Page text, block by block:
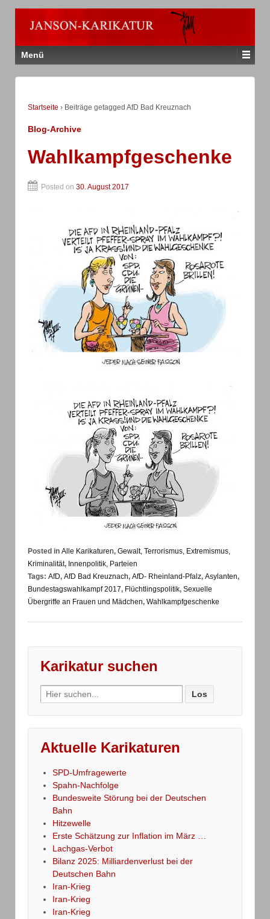
Menü
Startseite › Beiträge getagged AfD Bad Kreuznach
Blog-Archive
Wahlkampfgeschenke
Posted on 30. August 2017
Posted in Alle Karikaturen, Gewalt, Terrorismus, Extremismus,
Kriminalität, Innenpolitik, Parteien
Tags: AfD, AfD Bad Kreuznach, AfD- Rheinland-Pfalz, Asylanten,
Bundestagswahlkampf 2017, Flüchtlingspolitik, Sexuelle
Übergriffe an Frauen und Mädchen, Wahlkampfgeschenke
Karikatur suchen
Search
for:
Aktuelle Karikaturen
SPD-Umfragewerte
Spahn-Nachfolge
Bundesweite Störung bei der Deutschen
Bahn
Hitzewelle
Erste Schätzung zur Inflation im März …
Lachgas-Verbot
Bilanz 2025: Milliardenverlust bei der
Deutschen Bahn
Iran-Krieg
Iran-Krieg
Iran-Krieg